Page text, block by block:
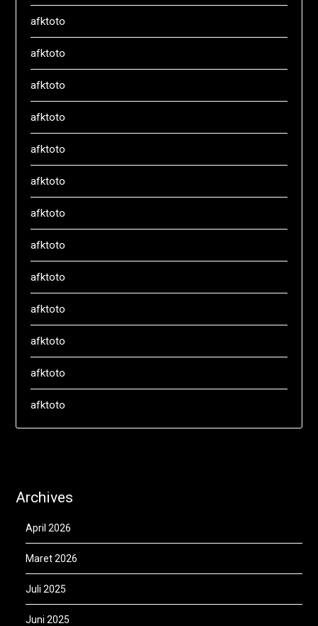
afktoto
afktoto
afktoto
afktoto
afktoto
afktoto
afktoto
afktoto
afktoto
afktoto
afktoto
afktoto
afktoto
Archives
April 2026
Maret 2026
Juli 2025
Juni 2025